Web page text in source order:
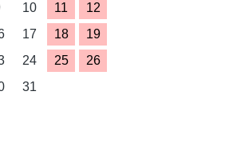
10 11
12
17 18
19
24 25
26
31